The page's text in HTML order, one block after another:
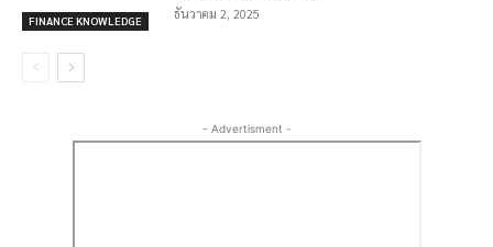
FINANCE KNOWLEDGE ธันวาคม 2, 2025
- Advertisment -